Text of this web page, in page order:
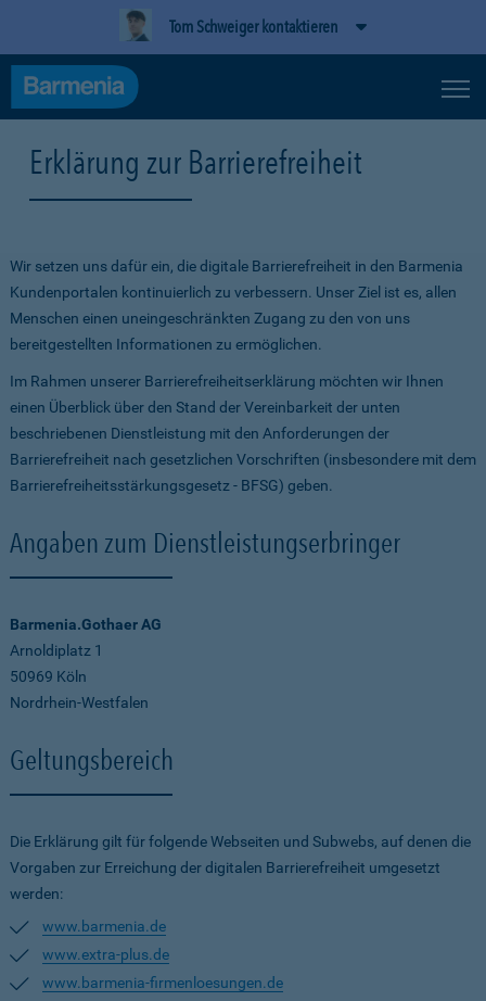
Tom Schweiger kontaktieren
Erklärung zur Barrierefreiheit
Wir setzen uns dafür ein, die digitale Barrierefreiheit in den Barmenia
Kundenportalen kontinuierlich zu verbessern. Unser Ziel ist es, allen
Menschen einen uneingeschränkten Zugang zu den von uns
bereitgestellten Informationen zu ermöglichen.
Im Rahmen unserer Barrierefreiheitserklärung möchten wir Ihnen
einen Überblick über den Stand der Vereinbarkeit der unten
beschriebenen Dienstleistung mit den Anforderungen der
Barrierefreiheit nach gesetzlichen Vorschriften (insbesondere mit dem
Barrierefreiheitsstärkungsgesetz - BFSG) geben.
Angaben zum Dienstleistungserbringer
Barmenia.Gothaer AG
Arnoldiplatz 1
50969 Köln
Nordrhein-Westfalen
Geltungsbereich
Die Erklärung gilt für folgende Webseiten und Subwebs, auf denen die
Vorgaben zur Erreichung der digitalen Barrierefreiheit umgesetzt
werden:
www.barmenia.de
www.extra-plus.de
www.barmenia-firmenloesungen.de